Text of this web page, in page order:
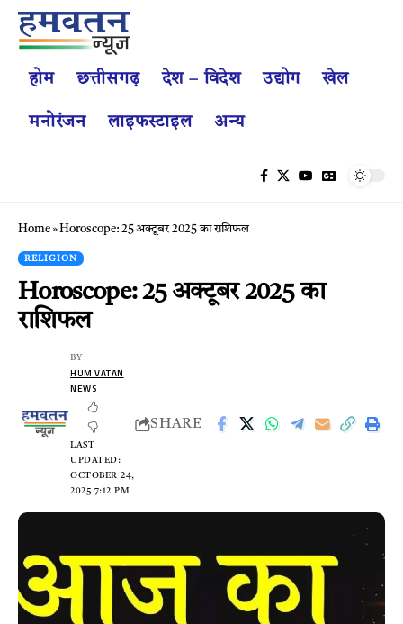
होम छत्तीसगढ़ देश – विदेश उद्योग खेल
मनोरंजन लाइफस्टाइल अन्य
Home» Horoscope: 25 अक्टूबर 2025 का राशिफल
RELIGION
Horoscope: 25 अक्टूबर 2025 का
राशिफल
LAST
UPDATED:
OCTOBER 24,
2025 7:12 PM
BY
HUM VATAN
NEWS
SHARE